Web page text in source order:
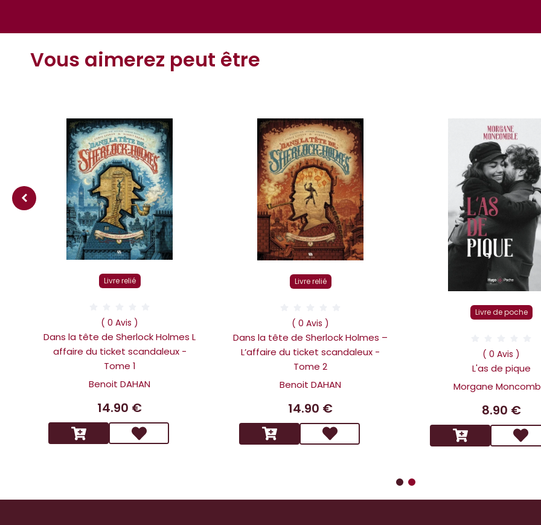
Vous aimerez peut être
Livre relié
( 0 Avis )
Dans la tête de Sherlock Holmes L
affaire du ticket scandaleux -
Tome 1
Benoit DAHAN
14.90 €
Livre relié
( 0 Avis )
Dans la tête de Sherlock Holmes –
L’affaire du ticket scandaleux -
Tome 2
Benoit DAHAN
14.90 €
Livre de poche
( 0 Avis )
L'as de pique
Morgane
8.90 €